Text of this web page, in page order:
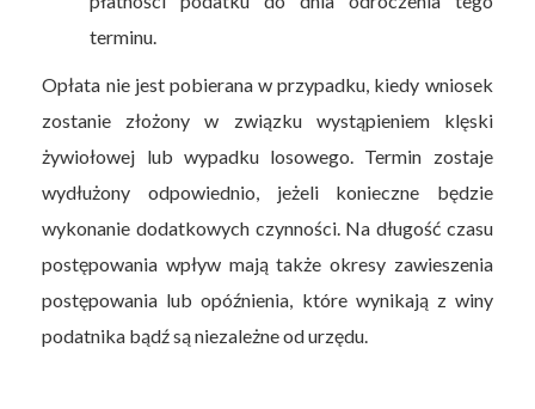
terminu.
Opłata nie jest pobierana w przypadku, kiedy wniosek
zostanie złożony w związku wystąpieniem klęski
żywiołowej lub wypadku losowego. Termin zostaje
wydłużony odpowiednio, jeżeli konieczne będzie
wykonanie dodatkowych czynności. Na długość czasu
postępowania wpływ mają także okresy zawieszenia
postępowania lub opóźnienia, które wynikają z winy
podatnika bądź są niezależne od urzędu.